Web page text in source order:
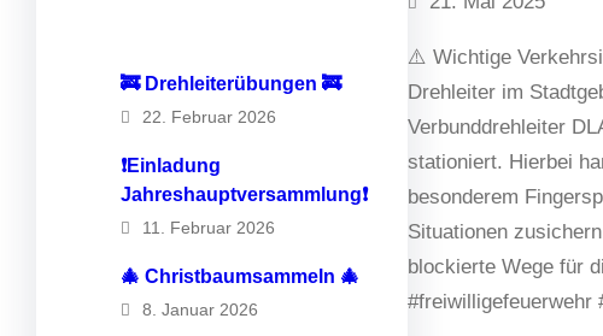
🚒 Drehleiterübungen 🚒
22. Februar 2026
❗️Einladung
Jahreshauptversammlung❗️
11. Februar 2026
🎄 Christbaumsammeln 🎄
8. Januar 2026
⚠️ Wichtige
Drehleiter im
Verbunddrehleiter
stationiert. Hierbei
besonderem
Situationen
blockierte Wege für
#freiwilligefeuerwehr